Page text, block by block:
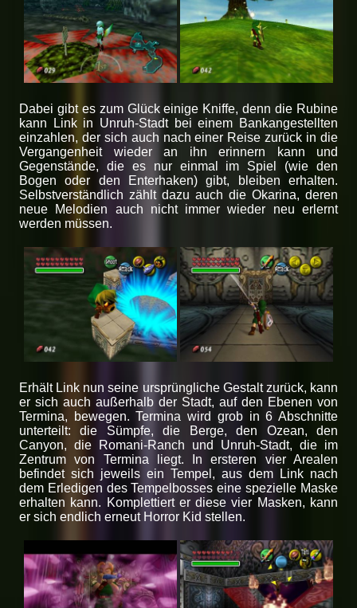
Dabei gibt es zum Glück einige Kniffe, denn die Rubine
kann Link in Unruh-Stadt bei einem Bankangestellten
einzahlen, der sich auch nach einer Reise zurück in die
Vergangenheit wieder an ihn erinnern kann und
Gegenstände, die es nur einmal im Spiel (wie den
Bogen oder den Enterhaken) gibt, bleiben erhalten.
Selbstverständlich zählt dazu auch die Okarina, deren
neue Melodien auch nicht immer wieder neu erlernt
werden müssen.
Erhält Link nun seine ursprüngliche Gestalt zurück, kann
er sich auch außerhalb der Stadt, auf den Ebenen von
Termina, bewegen. Termina wird grob in 6 Abschnitte
unterteilt: die Sümpfe, die Berge, den Ozean, den
Canyon, die Romani-Ranch und Unruh-Stadt, die im
Zentrum von Termina liegt. In ersteren vier Arealen
befindet sich jeweils ein Tempel, aus dem Link nach
dem Erledigen des Tempelbosses eine spezielle Maske
erhalten kann. Komplettiert er diese vier Masken, kann
er sich endlich erneut Horror Kid stellen.